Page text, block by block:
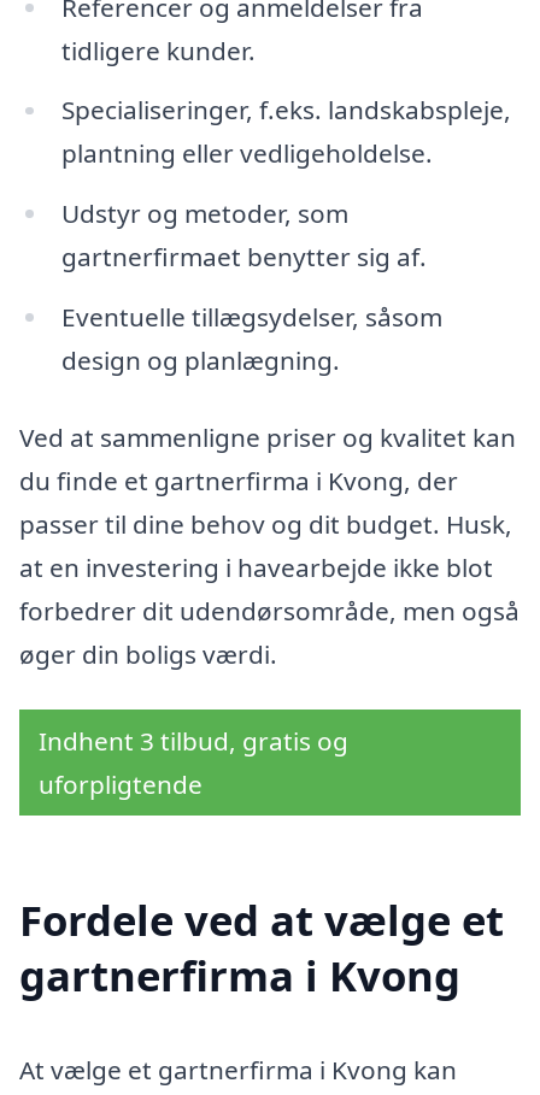
Referencer og anmeldelser fra
tidligere kunder.
Specialiseringer, f.eks. landskabspleje,
plantning eller vedligeholdelse.
Udstyr og metoder, som
gartnerfirmaet benytter sig af.
Eventuelle tillægsydelser, såsom
design og planlægning.
Ved at sammenligne priser og kvalitet kan
du finde et gartnerfirma i Kvong, der
passer til dine behov og dit budget. Husk,
at en investering i havearbejde ikke blot
forbedrer dit udendørsområde, men også
øger din boligs værdi.
Indhent 3 tilbud, gratis og
uforpligtende
Fordele ved at vælge et
gartnerfirma i Kvong
At vælge et gartnerfirma i Kvong kan